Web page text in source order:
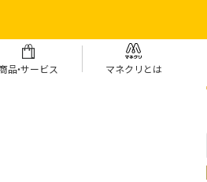
品・サービス マネクリとは